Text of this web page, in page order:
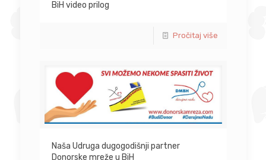
BiH video prilog
Pročitaj više
Naša Udruga dugogodišnji partner
Donorske mreže u BiH